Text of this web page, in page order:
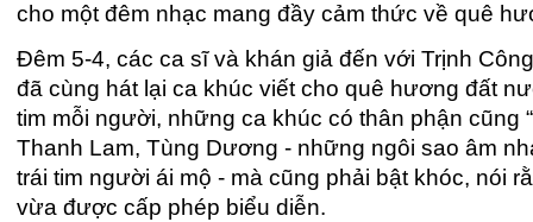
cho một đêm nhạc mang đầy cảm thức về quê
Đêm 5-4, các ca sĩ và khán giả đến với Trịnh
đã cùng hát lại ca khúc viết cho quê hương đất
tim mỗi người, những ca khúc có thân phận cũng
Thanh Lam, Tùng Dương - những ngôi sao âm
trái tim người ái mộ - mà cũng phải bật khóc, nói
vừa được cấp phép biểu diễn.